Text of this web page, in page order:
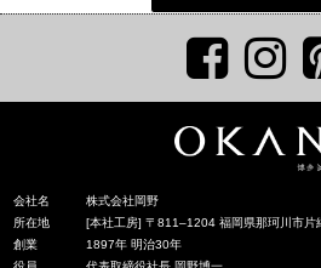
会社名
株式会社岡野
所在地
[本社工房] 〒811‒1204 福岡県那珂川市片
創業
1897年 明治30年